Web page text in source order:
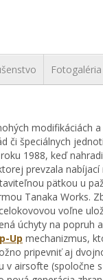
modifikáciách
či špeciálnych
1988, keď
prevzala
pätkou u
Tanaka Works.
voľne
úchyty na popruh
Up mechanizmus,
pripevniť aj
v airsofte (spoločne